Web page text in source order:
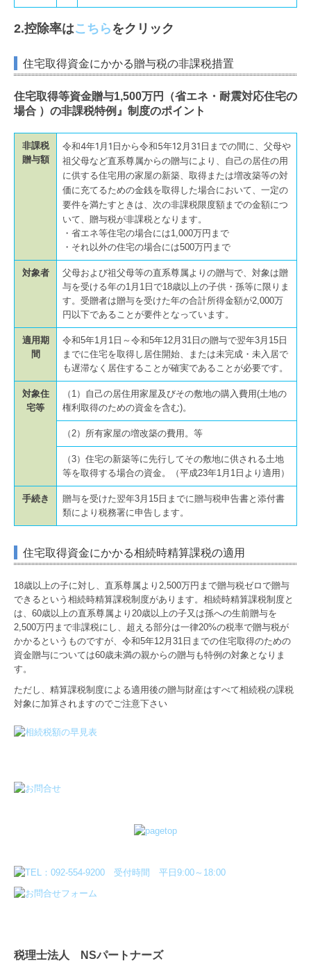
2.控除率はこちら をクリック
住宅取得資金にかかる贈与税の非課税措置
住宅取得等資金贈与1,500万円（省エネ・耐震対応住宅の
場合 ）の非課税特例』制度のポイント
非課税
贈与額
令和4年1月1日から令和5年12月31日までの間に、父母や
祖父母など直系尊属からの贈与により、自己の居住の用
に供する住宅用の家屋の新築、取得または増改築等の対
価に充てるための金銭を取得した場合において、一定の
要件を満たすときは、次の非課税限度額までの金額につ
いて、贈与税が非課税となります。
・省エネ等住宅の場合には1,000万円まで
・それ以外の住宅の場合には500万円まで
対象者
父母および祖父母等の直系尊属よりの贈与で、対象は贈
与を受ける年の1月1日で18歳以上の子供・孫等に限りま
す。受贈者は贈与を受けた年の合計所得金額が2,000万
円以下であることが要件となっています。
適用期
間
令和5年1月1日～令和5年12月31日の贈与で翌年3月15日
までに住宅を取得し居住開始、または未完成・未入居で
も遅滞なく居住することが確実であることが必要です。
対象住
宅等
（1）自己の居住用家屋及びその敷地の購入費用(土地の
権利取得のための資金を含む)。
（2）所有家屋の増改築の費用。等
（3）住宅の新築等に先行してその敷地に供される土地
等を取得する場合の資金。（平成23年1月1日より適用）
手続き
贈与を受けた翌年3月15日までに贈与税申告書と添付書
類により税務署に申告します。
住宅取得資金にかかる相続時精算課税の適用
18歳以上の子に対し、直系尊属より2,500万円まで贈与税ゼロで贈与
できるという相続時精算課税制度があります。相続時精算課税制度と
は、60歳以上の直系尊属より20歳以上の子又は孫への生前贈与を
2,500万円まで非課税にし、超える部分は一律20%の税率で贈与税が
かかるというものですが、令和5年12月31日までの住宅取得のための
資金贈与については60歳未満の親からの贈与も特例の対象となりま
す。
ただし、精算課税制度による適用後の贈与財産はすべて相続税の課税
対象に加算されますのでご注意下さい
税理士法人 NSパートナーズ